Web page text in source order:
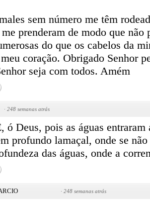
sem número me têm
prenderam de modo que não
do que os cabelos da
coração. Obrigado Senhor
seja com todos. Amém
· 248 semanas atrás
Deus, pois as águas entraram
profundo lamaçal, onde se não
das águas, onde a
· 248 semanas atrás